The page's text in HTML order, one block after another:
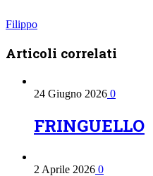
Filippo
Articoli correlati
24 Giugno 2026 0
FRINGUELLO
2 Aprile 2026 0